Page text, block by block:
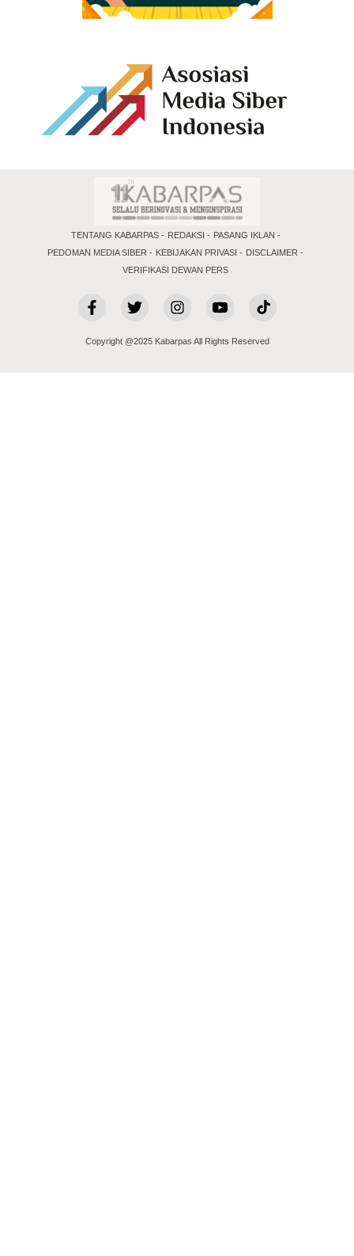
TENTANG KABARPAS REDAKSI
PASANG IKLAN
PEDOMAN MEDIA SIBER
KEBIJAKAN PRIVASI
DISCLAIMER
VERIFIKASI DEWAN PERS
Copyright @2025 Kabarpas All Rights Reserved